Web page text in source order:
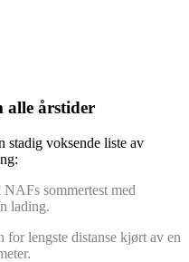
alle årstider
stadig voksende liste av
sommertest med
lading.
for lengste distanse kjørt av en